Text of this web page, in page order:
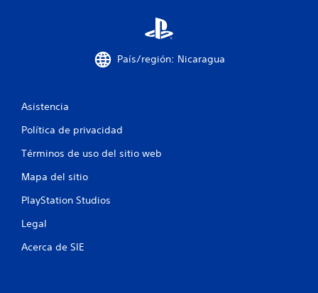
País/región: Nicaragua
Asistencia
Política de privacidad
Términos de uso del sitio web
Mapa del sitio
PlayStation Studios
Legal
Acerca de SIE